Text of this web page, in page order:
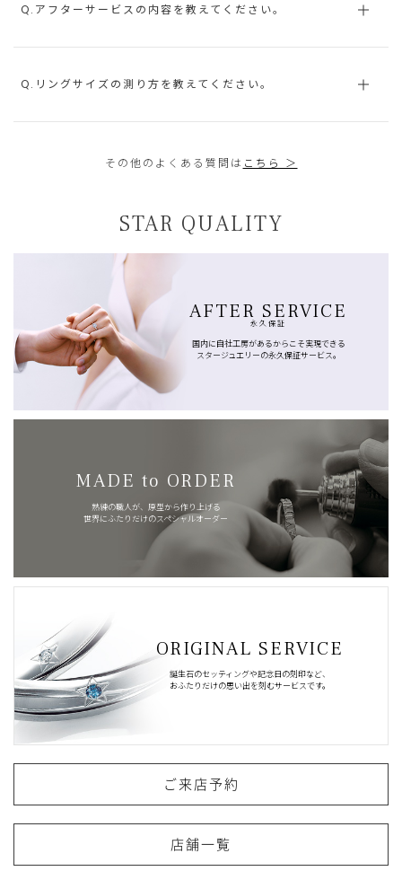
Q.アフターサービスの内容を教えてください。
Q.リングサイズの測り方を教えてください。
その他のよくある質問は こちら ＞
STAR QUALITY
AFTER SERVICE
永久保証
国内に自社工房があるからこそ実現できる
スタージュエリーの永久保証サービス。
MADE to ORDER
熟練の職人が、原型から作り上げる
世界にふたりだけのスペシャルオーダー
ORIGINAL SERVICE
誕生石のセッティングや記念日の刻印など、
おふたりだけの思い出を刻むサービスです。
ご来店予約
店舗一覧